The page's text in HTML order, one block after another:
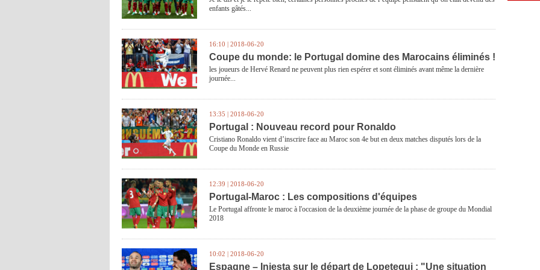
enfants gâtés...
16:10 | 2018-06-20
Coupe du monde: le Portugal domine des Marocains éliminés !
les joueurs de Hervé Renard ne peuvent plus rien espérer et sont éliminés avant même la dernière
journée...
13:35 | 2018-06-20
Portugal : Nouveau record pour Ronaldo
Cristiano Ronaldo vient d’inscrire face au Maroc son 4e but en deux matches disputés lors de la
Coupe du Monde en Russie
12:39 | 2018-06-20
Portugal-Maroc : Les compositions d'équipes
Le Portugal affronte le maroc à l'occasion de la deuxième journée de la phase de groupe du Mondial
2018
10:02 | 2018-06-20
Espagne – Iniesta sur le départ de Lopetegui : "Une situation